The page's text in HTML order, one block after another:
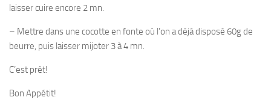
laisser cuire encore 2 mn.
– Mettre dans une cocotte en fonte où l’on a déjà disposé 60g de
beurre, puis laisser mijoter 3 à 4 mn.
C’est prêt!
Bon Appétit!